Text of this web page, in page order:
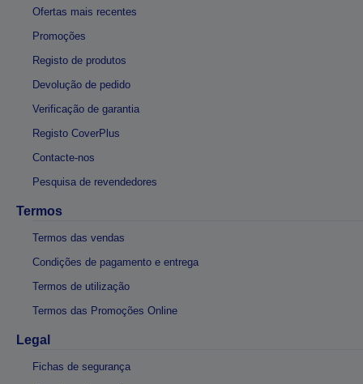
Ofertas mais recentes
Promoções
Registo de produtos
Devolução de pedido
Verificação de garantia
Registo CoverPlus
Contacte-nos
Pesquisa de revendedores
Termos
Termos das vendas
Condições de pagamento e entrega
Termos de utilização
Termos das Promoções Online
Legal
Fichas de segurança